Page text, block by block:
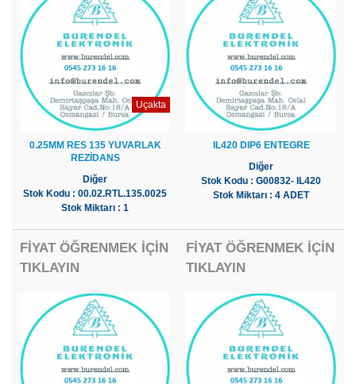
Uçakta
0.25MM RES 135 YUVARLAK
REZİDANS
Diğer
Stok Kodu : 00.02.RTL.135.0025
Stok Miktarı : 1
FİYAT ÖĞRENMEK İÇİN
TIKLAYIN
IL420 DIP6 ENTEGRE
Diğer
Stok Kodu : G00832- IL420
Stok Miktarı : 4 ADET
FİYAT ÖĞRENMEK İÇİN
TIKLAYIN